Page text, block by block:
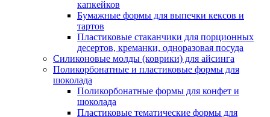
капкейков
Бумажные формы для выпечки кексов и
тартов
Пластиковые стаканчики для порционных
десертов, креманки, одноразовая посуда
Силиконовые молды (коврики) для айсинга
Поликорбонатные и пластиковые формы для
шоколада
Поликорбонатные формы для конфет и
шоколада
Пластиковые тематические формы для